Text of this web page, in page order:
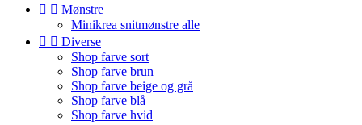
  Mønstre
Minikrea snitmønstre alle
  Diverse
Shop farve sort
Shop farve brun
Shop farve beige og grå
Shop farve blå
Shop farve hvid